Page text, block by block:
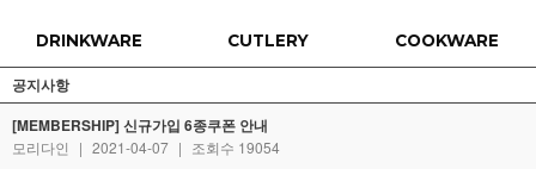
DRINKWARE CUTLERY COOKWARE
공지사항
[MEMBERSHIP] 신규가입 6종쿠폰 안내
모리다인 | 2021-04-07 | 조회수 19054